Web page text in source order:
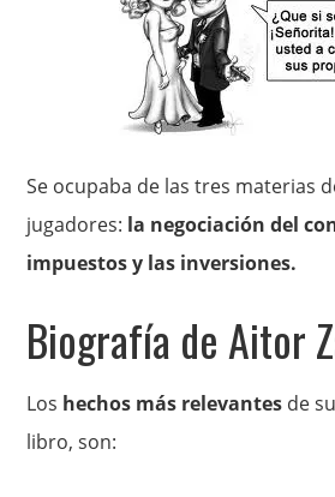
Se ocupaba de las tres materias
jugadores: la negociación del
impuestos y las inversiones.
Biografía de Aitor
Los hechos más relevantes de
libro, son: